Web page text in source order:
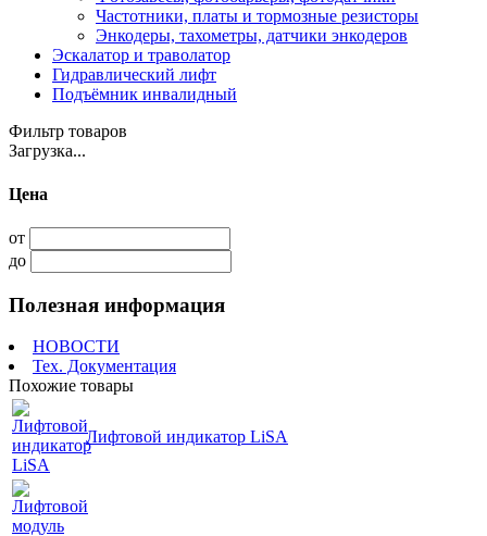
Частотники, платы и тормозные резисторы
Энкодеры, тахометры, датчики энкодеров
Эскалатор и траволатор
Гидравлический лифт
Подъёмник инвалидный
Фильтр товаров
Загрузка...
Цена
от
до
Полезная информация
НОВОСТИ
Тех. Документация
Похожие товары
Лифтовой индикатор LiSA